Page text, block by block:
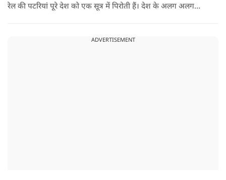
रेल की पटरियां पूरे देश को एक सूत्र में पिरोती हैं। देश के अलग अलग
दक्षिणी रेलवे स्टेशन कन्याकुमारी रेलवे स्टेशन है। इसके अलावा सबसे
ADVERTISEMENT